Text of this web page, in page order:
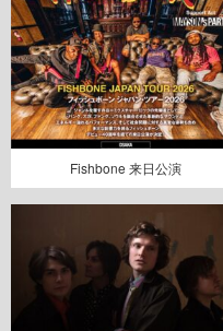
Fishbone 来日公演